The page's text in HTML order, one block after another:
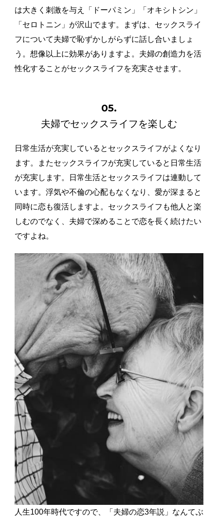
は大きく刺激を与え「ドーパミン」「オキシトシン」
「セロトニン」が沢山でます。まずは、セックスライ
フについて夫婦で恥ずかしがらずに話し合いましょ
う。想像以上に効果がありますよ。夫婦の創造力を活
性化することがセックスライフを充実させます。
05.
夫婦でセックスライフを楽しむ
日常生活が充実しているとセックスライフがよくなり
ます。またセックスライフが充実していると日常生活
が充実します。日常生活とセックスライフは連動して
います。浮気や不倫の心配もなくなり、愛が深まると
同時に恋も復活しますよ。セックスライフも他人と楽
しむのでなく、夫婦で深めることで恋を長く続けたい
ですよね。
人生100年時代ですので、「夫婦の恋3年説」なんてぶ